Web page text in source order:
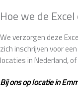
Hoe we de
We verzorgen deze
zich inschrijven voor
locaties in Nederland,
Bij ons op locatie in